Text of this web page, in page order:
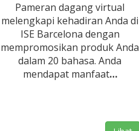
Pameran dagang virtual
melengkapi kehadiran Anda di
ISE Barcelona dengan
mempromosikan produk Anda
dalam 20 bahasa. Anda
mendapat manfaat…